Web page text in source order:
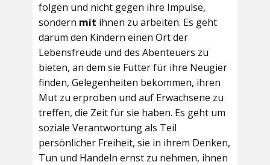
folgen und nicht gegen ihre Impulse,
sondern mit ihnen zu arbeiten. Es geht
darum den Kindern einen Ort der
Lebensfreude und des Abenteuers zu
bieten, an dem sie Futter für ihre Neugier
finden, Gelegenheiten bekommen, ihren
Mut zu erproben und auf Erwachsene zu
treffen, die Zeit für sie haben. Es geht um
soziale Verantwortung als Teil
persönlicher Freiheit, sie in ihrem Denken,
Tun und Handeln ernst zu nehmen, ihnen